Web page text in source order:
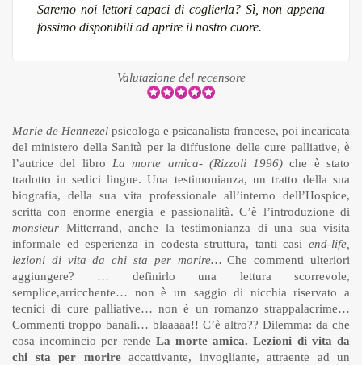
Saremo noi lettori capaci di coglierla? Sì, non appena
fossimo disponibili ad aprire il nostro cuore.
Valutazione del recensore
Marie de Hennezel psicologa e psicanalista francese, poi incaricata
del ministero della Sanità per la diffusione delle cure palliative, è
l’autrice del libro La morte amica- (Rizzoli 1996) che è stato
tradotto in sedici lingue. Una testimonianza, un tratto della sua
biografia, della sua vita professionale all’interno dell’Hospice,
scritta con enorme energia e passionalità. C’è l’introduzione di
monsieur Mitterrand, anche la testimonianza di una sua visita
informale ed esperienza in codesta struttura, tanti casi end-life,
lezioni di vita da chi sta per morire…Che commenti ulteriori
aggiungere? … definirlo una lettura scorrevole,
semplice,arricchente… non è un saggio di nicchia riservato a
tecnici di cure palliative… non è un romanzo strappalacrime…
Commenti troppo banali… blaaaaa!! C’è altro?? Dilemma: da che
cosa incomincio per rende La morte amica. Lezioni di vita da
chi sta per morireaccattivante, invogliante, attraente ad un